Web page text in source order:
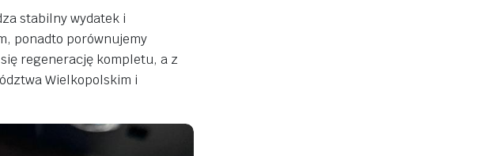
stabilny wydatek i
ponadto porównujemy
regenerację kompletu, a z
Wielkopolskim i